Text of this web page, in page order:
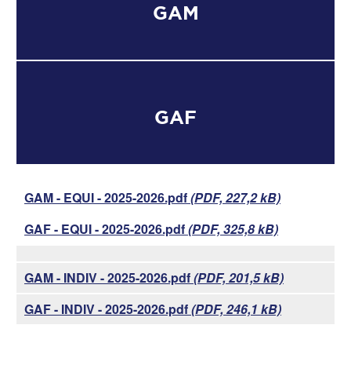
GAM
GAF
GAM - EQUI - 2025-2026.pdf(PDF, 227,2 kB)
GAF - EQUI - 2025-2026.pdf(PDF, 325,8 kB)
GAM - INDIV - 2025-2026.pdf(PDF, 201,5 kB)
GAF - INDIV - 2025-2026.pdf(PDF, 246,1 kB)